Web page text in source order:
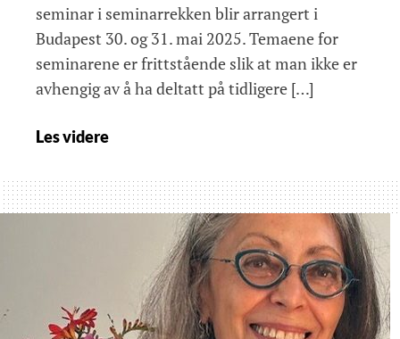
seminar i seminarrekken blir arrangert i
Budapest 30. og 31. mai 2025. Temaene for
seminarene er frittstående slik at man ikke er
avhengig av å ha deltatt på tidligere […]
Les videre
From
Ferenczi
Budapest
School
till